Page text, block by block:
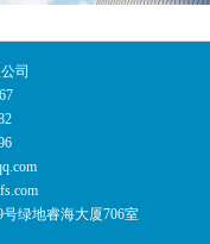
司
绿地睿海大厦706室